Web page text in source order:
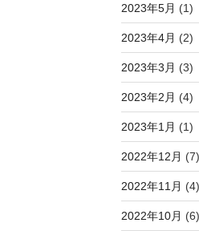
2023年5月 (1)
2023年4月 (2)
2023年3月 (3)
2023年2月 (4)
2023年1月 (1)
2022年12月 (7)
2022年11月 (4)
2022年10月 (6)